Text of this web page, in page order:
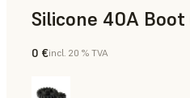
Silicone 40A Boot
Ingénierie
0 €incl. 20 % TVA